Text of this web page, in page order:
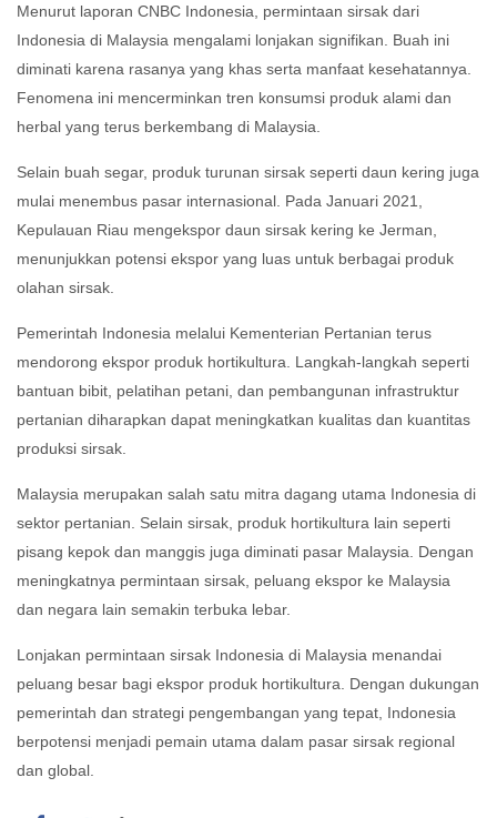
Menurut laporan CNBC Indonesia, permintaan sirsak dari
Indonesia di Malaysia mengalami lonjakan signifikan.
Buah ini
diminati karena rasanya yang khas serta manfaat kesehatannya.
Fenomena ini mencerminkan tren konsumsi produk alami dan
herbal yang terus berkembang di Malaysia.
Selain buah segar, produk turunan sirsak seperti daun kering juga
mulai menembus pasar internasional. Pada Januari 2021,
Kepulauan Riau mengekspor daun sirsak kering ke Jerman,
menunjukkan potensi ekspor yang luas untuk berbagai produk
olahan sirsak.
Pemerintah Indonesia melalui Kementerian Pertanian terus
mendorong ekspor produk hortikultura.
Langkah-langkah seperti
bantuan bibit, pelatihan petani, dan pembangunan infrastruktur
pertanian diharapkan dapat meningkatkan kualitas dan kuantitas
produksi sirsak.
Malaysia merupakan salah satu mitra dagang utama Indonesia di
sektor pertanian.
Selain sirsak, produk hortikultura lain seperti
pisang kepok dan manggis juga diminati pasar Malaysia.
Dengan
meningkatnya permintaan sirsak, peluang ekspor ke Malaysia
dan negara lain semakin terbuka lebar.
Lonjakan permintaan sirsak Indonesia di Malaysia menandai
peluang besar bagi ekspor produk hortikultura.
Dengan dukungan
pemerintah dan strategi pengembangan yang tepat, Indonesia
berpotensi menjadi pemain utama dalam pasar sirsak regional
dan global.